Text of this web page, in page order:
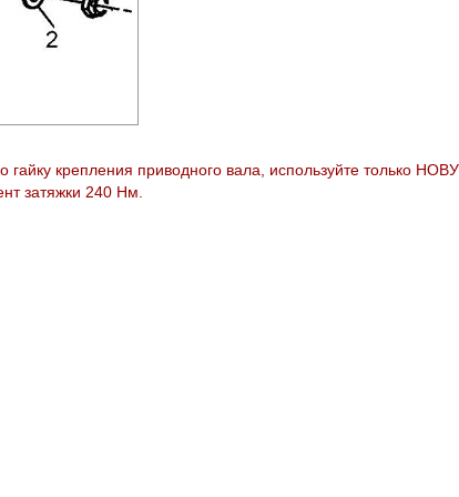
гайку крепления приводного вала, используйте только
затяжки 240 Нм.